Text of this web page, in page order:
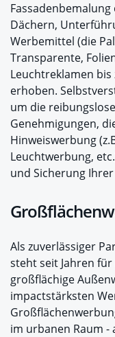
Dächern,
Werbemittel (die
Transparente,
Leuchtreklamen
erhoben.
um die
Genehmigungen,
Hinweiswerbung
Leuchtwerbung,
und Sicherung
Als zuverlässiger
steht seit Jahren
großflächige
impactstärksten
im urbanen Raum